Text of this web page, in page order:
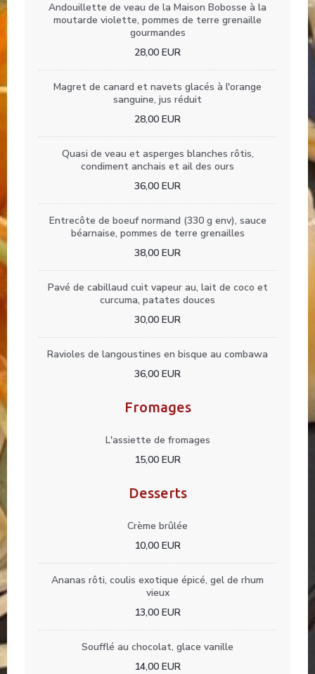
Andouillette de veau de la Maison Bobosse à la
moutarde violette, pommes de terre grenaille
gourmandes
28,00 EUR
Magret de canard et navets glacés à l'orange
sanguine, jus réduit
28,00 EUR
Quasi de veau et asperges blanches rôtis,
condiment anchais et ail des ours
36,00 EUR
Entrecôte de boeuf normand (330 g env), sauce
béarnaise, pommes de terre grenailles
38,00 EUR
Pavé de cabillaud cuit vapeur au, lait de coco et
curcuma, patates douces
30,00 EUR
Ravioles de langoustines en bisque au combawa
36,00 EUR
Fromages
L'assiette de fromages
15,00 EUR
Desserts
Crème brûlée
10,00 EUR
Ananas rôti, coulis exotique épicé, gel de rhum
vieux
13,00 EUR
Soufflé au chocolat, glace vanille
14,00 EUR